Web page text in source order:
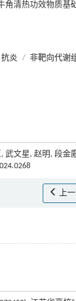
清热功效物质基
抗炎 / 非靶向代谢
武文星, 赵明, 段
上